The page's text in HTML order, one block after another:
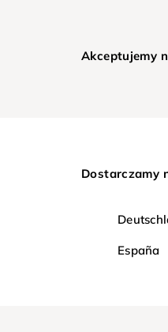
Akceptujemy
Dostarczamy
España